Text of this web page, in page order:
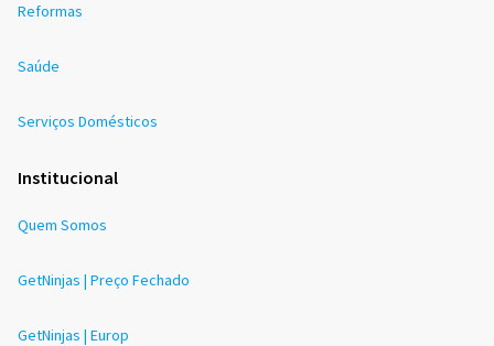
Reformas
Saúde
Serviços Domésticos
Institucional
Quem Somos
GetNinjas | Preço Fechado
GetNinjas | Europ